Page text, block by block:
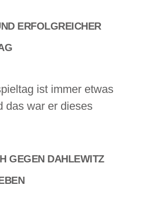
ERFOLGREICHER
ist immer etwas
das war er dieses
GEGEN DAHLEWITZ